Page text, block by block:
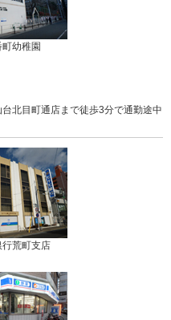
幼稚園
北目町通店まで徒歩3分で通勤途中
行荒町支店